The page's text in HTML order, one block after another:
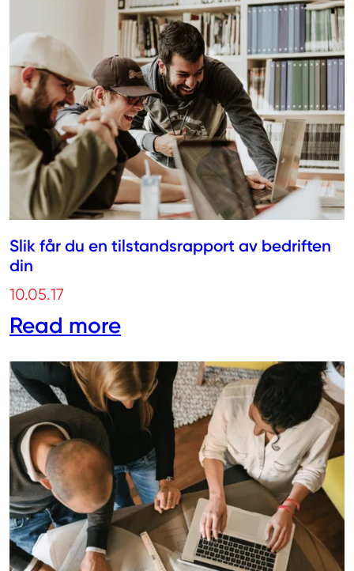
Slik får du en tilstandsrapport av bedriften
din
10.05.17
Read more